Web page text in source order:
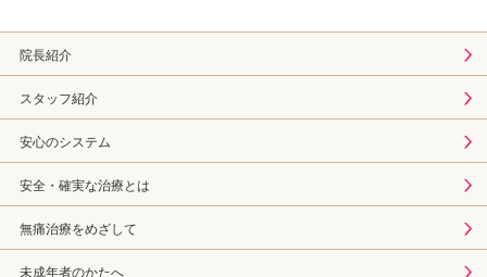
院長紹介
スタッフ紹介
安心のシステム
安全・確実な治療とは
無痛治療をめざして
未成年者のかたへ